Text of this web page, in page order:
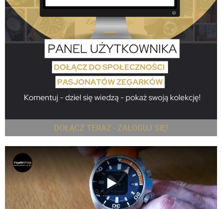
DOŁĄCZ TERAZ - ZALOGUJ SIĘ!